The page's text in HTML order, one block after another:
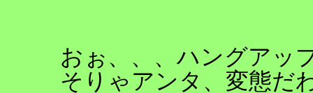
おぉ、、、ハングアッ
そりゃアンタ、変態だ